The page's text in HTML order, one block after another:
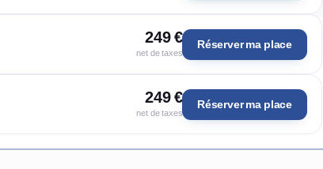
249 €
net de taxes
Réserver ma place
249 €
net de taxes
Réserver ma place